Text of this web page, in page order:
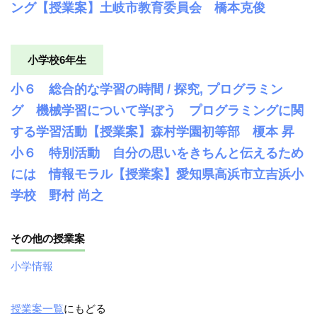
ング【授業案】土岐市教育委員会 橋本克俊
小学校6年生
小６ 総合的な学習の時間 / 探究, プログラミン
グ 機械学習について学ぼう プログラミングに関
する学習活動【授業案】森村学園初等部 榎本 昇
小６ 特別活動 自分の思いをきちんと伝えるため
には 情報モラル【授業案】愛知県高浜市立吉浜小
学校 野村 尚之
その他の授業案
小学情報
授業案一覧にもどる